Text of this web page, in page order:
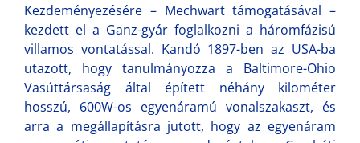
Kezdeményezésére – Mechwart támogatásával –
kezdett el a Ganz-gyár foglalkozni a háromfázisú
villamos vontatással. Kandó 1897-ben az USA-ba
utazott, hogy tanulmányozza a Baltimore-Ohio
Vasúttársaság által épített néhány kilométer
hosszú, 600W-os egyenáramú vonalszakaszt, és
arra a megállapításra jutott, hogy az egyenáram